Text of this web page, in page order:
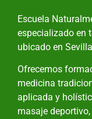
Escuela
especializado en
ubicado en
Ofrecemos
medicina
aplicada y
masaje